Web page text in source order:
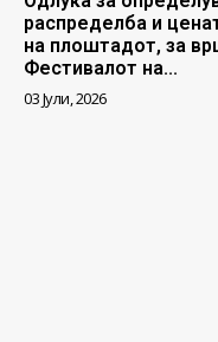
распределба и
на плоштадот, за
Фестивалот на...
03 Јули, 2026